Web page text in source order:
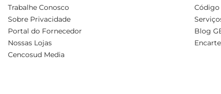
Trabalhe Conosco
Sobre Privacidade
Portal do Fornecedor
Nossas Lojas
Cencosud Media
Código
Blog